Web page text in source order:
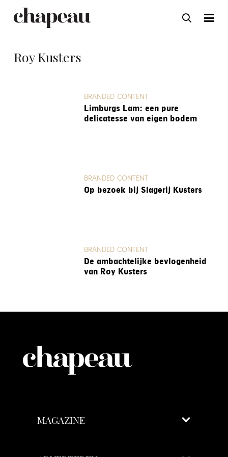
Roy Kusters
BRANDED CONTENT
Limburgs Lam: een pure
delicatesse van eigen bodem
BRANDED CONTENT
Op bezoek bij Slagerij Kusters
BRANDED CONTENT
De ambachtelijke bevlogenheid
van Roy Kusters
MAGAZINE